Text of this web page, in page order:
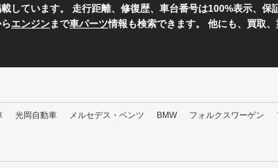
しています。 走行距離、修復歴、車台番号は100%表示、保
エンジンまで車パーツ情報も検索できます。 他にも、買取
光岡自動車 メルセデス・ベンツ BMW フォルクスワーゲン